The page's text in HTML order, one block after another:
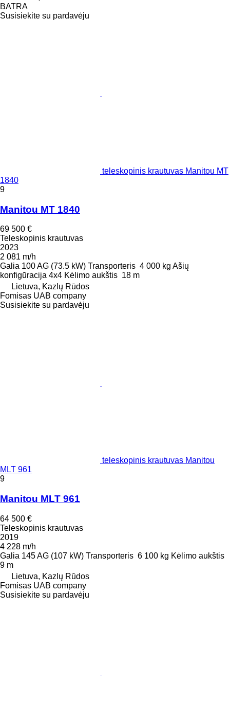
BATRA
Susisiekite su pardavėju
teleskopinis krautuvas Manitou MT
1840
9
Manitou MT 1840
69 500 €
Teleskopinis krautuvas
2023
2 081 m/h
Galia 100 AG (73.5 kW) Transporteris 4 000 kg Ašių
konfigūracija 4x4 Kėlimo aukštis 18 m
Lietuva, Kazlų Rūdos
Fomisas UAB company
Susisiekite su pardavėju
teleskopinis krautuvas Manitou
MLT 961
9
Manitou MLT 961
64 500 €
Teleskopinis krautuvas
2019
4 228 m/h
Galia 145 AG (107 kW) Transporteris 6 100 kg Kėlimo aukštis
9 m
Lietuva, Kazlų Rūdos
Fomisas UAB company
Susisiekite su pardavėju